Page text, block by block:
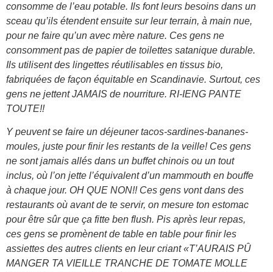
consomme de l’eau potable. Ils font leurs besoins dans un
sceau qu’ils étendent ensuite sur leur terrain, à main nue,
pour ne faire qu’un avec mère nature. Ces gens ne
consomment pas de papier de toilettes satanique durable.
Ils utilisent des lingettes réutilisables en tissus bio,
fabriquées de façon équitable en Scandinavie. Surtout, ces
gens ne jettent JAMAIS de nourriture. RI-IENG PANTE
TOUTE!!
Y peuvent se faire un déjeuner tacos-sardines-bananes-
moules, juste pour finir les restants de la veille! Ces gens
ne sont jamais allés dans un buffet chinois ou un tout
inclus, où l’on jette l’équivalent d’un mammouth en bouffe
à chaque jour. OH QUE NON!! Ces gens vont dans des
restaurants où avant de te servir, on mesure ton estomac
pour être sûr que ça fitte ben flush. Pis après leur repas,
ces gens se promènent de table en table pour finir les
assiettes des autres clients en leur criant «T’AURAIS PÛ
MANGER TA VIEILLE TRANCHE DE TOMATE MOLLE